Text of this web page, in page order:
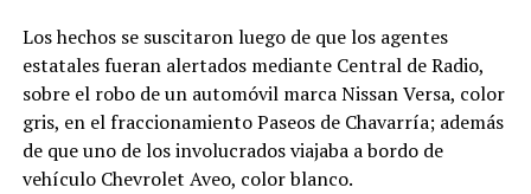
Los hechos se suscitaron luego de que los agentes
estatales fueran alertados mediante Central de Radio,
sobre el robo de un automóvil marca Nissan Versa, color
gris, en el fraccionamiento Paseos de Chavarría; además
de que uno de los involucrados viajaba a bordo de
vehículo Chevrolet Aveo, color blanco.